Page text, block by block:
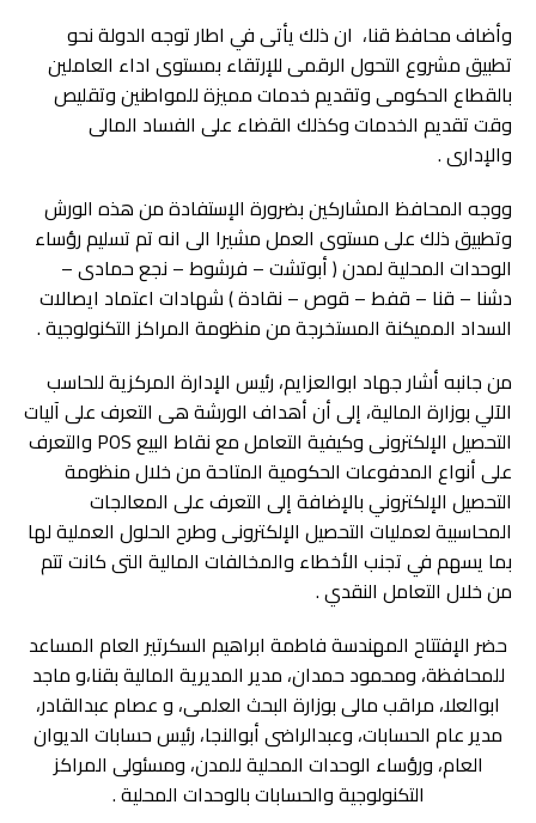
وأضاف محافظ قنا، ان ذلك يأتى في اطار توجه الدولة نحو
تطبيق مشروع التحول الرقمى للإرتقاء بمستوى اداء العاملين
بالقطاع الحكومى وتقديم خدمات مميزة للمواطنين وتقليص
وقت تقديم الخدمات وكذلك القضاء على الفساد المالى
والإدارى .
ووجه المحافظ المشاركين بضرورة الإستفادة من هذه الورش
وتطبيق ذلك على مستوى العمل مشيرا الى انه تم تسليم رؤساء
الوحدات المحلية لمدن ( أبوتشت – فرشوط – نجع حمادى –
دشنا – قنا – قفط – قوص – نقادة ) شهادات اعتماد ايصالات
السداد المميكنة المستخرجة من منظومة المراكز التكنولوجية .
من جانبه أشار جهاد ابوالعزايم، رئيس الإدارة المركزية للحاسب
الآلي بوزارة المالية، إلى أن أهداف الورشة هى التعرف على آليات
التحصيل الإلكترونى وكيفية التعامل مع نقاط البيع POS والتعرف
على أنواع المدفوعات الحكومية المتاحة من خلال منظومة
التحصيل الإلكتروني بالإضافة إلى التعرف على المعالجات
المحاسبية لعمليات التحصيل الإلكترونى وطرح الحلول العملية لها
بما يسهم في تجنب الأخطاء والمخالفات المالية التى كانت تتم
من خلال التعامل النقدي .
حضر الإفتتاح المهندسة فاطمة ابراهيم السكرتير العام المساعد
للمحافظة، ومحمود حمدان، مدير المديرية المالية بقنا،و ماجد
ابوالعلا، مراقب مالى بوزارة البحث العلمى، و عصام عبدالقادر،
مدير عام الحسابات، وعبدالراضى أبوالنجا، رئيس حسابات الديوان
العام، ورؤساء الوحدات المحلية للمدن، ومسئولى المراكز
التكنولوجية والحسابات بالوحدات المحلية .